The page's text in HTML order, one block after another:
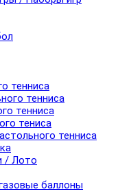
тенниса
тенниса
тенниса
тениса
тенниса
/ Лото
баллоны